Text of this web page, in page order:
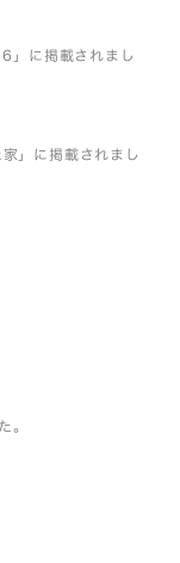
」に掲載されまし
」に掲載されまし
。